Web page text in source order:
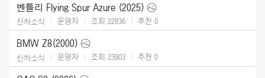
벤틀리 Flying Spur Azure (2025)
신차소식 운영자 조회 22836 추천 0
BMW Z8(2000)
신차소식 운영자 조회 23903 추천 0